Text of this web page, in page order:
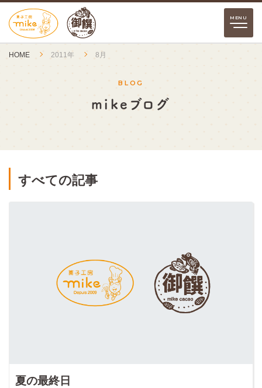
HOME 2011年 8月
BLOG
mikeブログ
すべての記事
夏の最終日